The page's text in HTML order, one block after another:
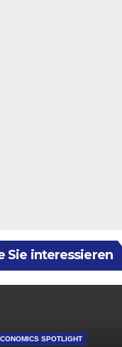
Sie interessieren
SPOTLIGHT